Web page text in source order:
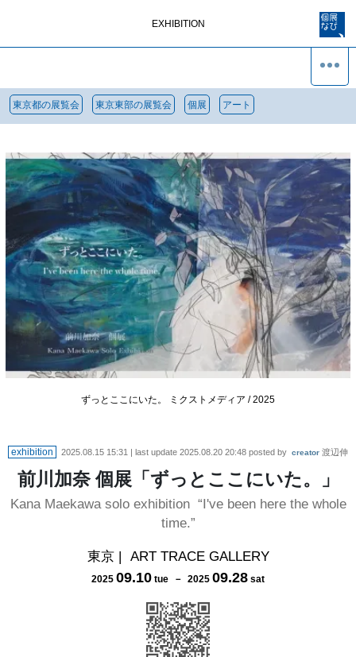
EXHIBITION
東京都の展覧会 東京東部の展覧会 個展 アート
ずっとここにいた。 ミクストメディア / 2025
exhibition 2025.08.15 15:31 | last update 2025.08.20 20:48 posted by creator 渡辺伸
前川加奈 個展「ずっとここにいた。」
Kana Maekawa solo exhibition “I've been here the whole
time.”
東京| ART TRACE GALLERY
2025 09.10 tue － 2025 09.28 sat